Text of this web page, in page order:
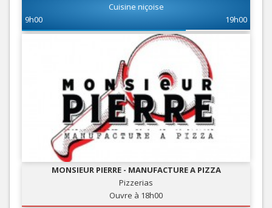
Cuisine niçoise
9h00
19h00
MONSIEUR PIERRE - MANUFACTURE A PIZZA
Pizzerias
Ouvre à 18h00